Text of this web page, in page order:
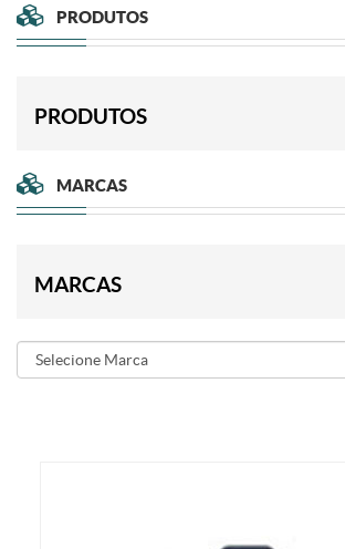
PRODUTOS
PRODUTOS
MARCAS
MARCAS